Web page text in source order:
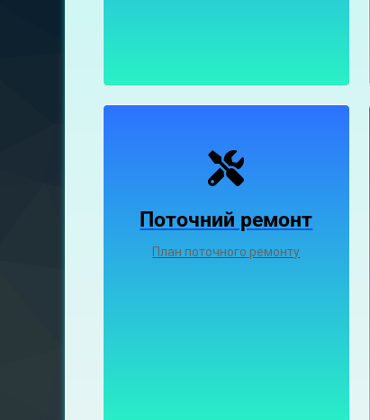
Поточний ремонт
План поточного ремонту